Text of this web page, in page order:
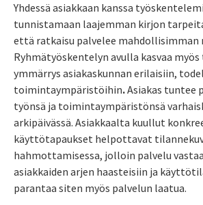
Yhdessä asiakkaan kanssa
tunnistamaan laajemman kirjon
että ratkaisu palvelee mahdollisimman
Ryhmätyöskentelyn avulla kasvaa
ymmärrys asiakaskunnan erilaisiin,
toimintaympäristöihin.Asiakas tuntee
työnsä ja toimintaympäristönsä
arkipäivässä. Asiakkaalta kuullut
käyttötapaukset helpottavat
hahmottamisessa, jolloin palvelu
asiakkaiden arjen haasteisiin ja
parantaa siten myös palvelun laatua.